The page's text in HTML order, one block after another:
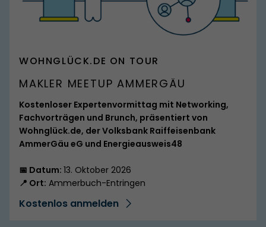
SPITZMARKE
WOHNGLÜCK.DE ON TOUR
MAKLER MEETUP AMMERGÄU
Kostenloser Expertenvormittag mit Networking,
Fachvorträgen und Brunch, präsentiert von
Wohnglück.de, der Volksbank Raiffeisenbank
AmmerGäu eG und Energieausweis48
📅 Datum: 13. Oktober 2026
📍 Ort: Ammerbuch-Entringen
Kostenlos anmelden